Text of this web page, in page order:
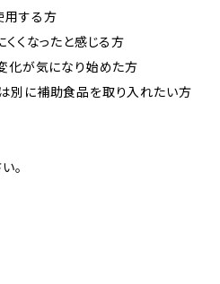
用する方
くなったと感じる方
化が気になり始めた方
別に補助食品を取り入れたい方
。